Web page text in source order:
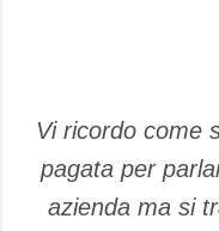
Vi ricordo come
pagata per
azienda ma si